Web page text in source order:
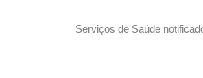
Serviços de Saúde